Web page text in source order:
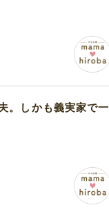
。しかも義実家で一